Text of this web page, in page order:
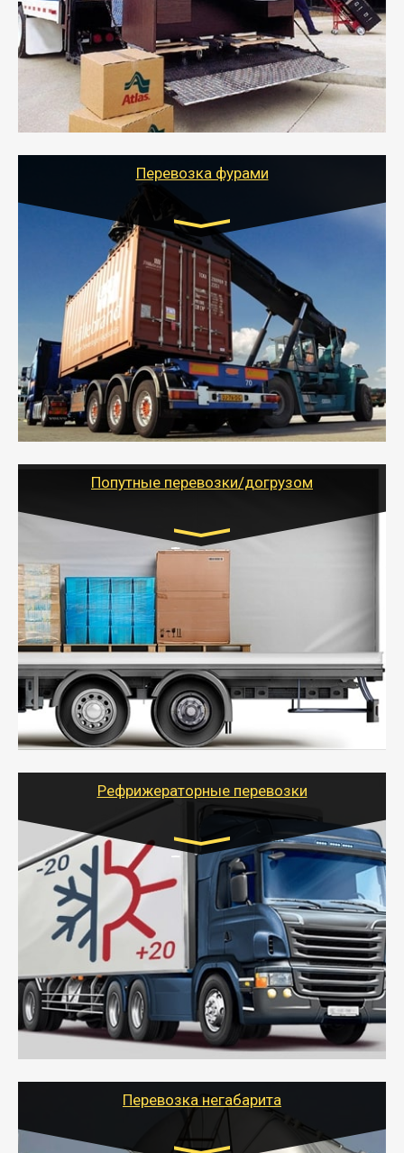
- Служебный или военный переезд может быть на
отдельном авто или догрузом (по меньшей
стоимости).
- Тайгер Логистик подберет автотранспорт, быстро и
качественно организует переезд к новому месту
службы или работы с гарантией сохранности груза и
оформлением документов, подтверждающих
Перевозка фурами
Транспорт:
Еврофура Тент от 5 до 10 тонн
грузоподъемность
от 10 000 руб. Возможен догруз
- Доставка фурой до 20 т возможна для больших
объемов грузов, упакованных в коробки, мешки,
паллеты и россыпью в самые отдаленные места
России с гарантией полной сохранности.
- Тайгер Логистик предоставляет услуги по
грузоперевозкам для физических и юридических лиц
Попутные перевозки/догрузом
Транспорт:
Газель (1,5 и 3 тонны), Бычок, Еврофура от 5 до
10 тонн
от 5000 руб. Возможен догруз
- Экономный способ доставить вещи от 200 кг в
другой город - догрузом или попутно. Попутные
грузоперевозки для физлиц, ИП и юрлиц обходятся
дешевле.
- Тайгер Логистик организует доставку
крупногабаритных и личных вещей по нужному
для погрузочно-разгрузочных работ при перевозке.
Рефрижераторные перевозки
Транспорт:
Газель (1,5 и 3 тонны), Бычок, Еврофура от 5 до
10 тонн
от 6000 руб.
- Рефрижераторные перевозки грузов с
соблюдением температурного режима, работающим
термописцем, санитарной обработкой кузова и мед.
книжкой у водителя.
- Тайгер Логистик поможет быстро перевезти
скоропортящиеся продукты в любой город России с
Перевозка негабарита